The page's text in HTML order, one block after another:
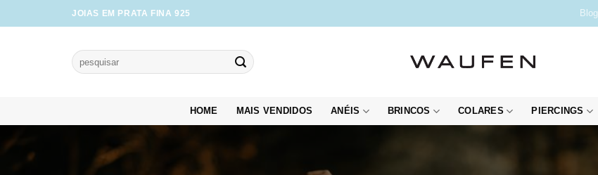
to
JOIAS EM PRATA FINA 925 Blog
Pesquisar
por:
HOME MAIS VENDIDOS ANÉIS BRINCOS COLARES PIERCINGS